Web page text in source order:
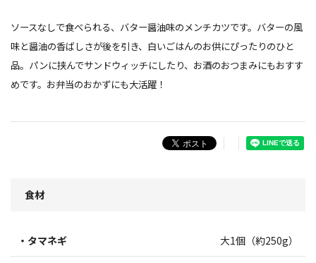
ソースなしで食べられる、バター醤油味のメンチカツです。バターの風
味と醤油の香ばしさが後を引き、白いごはんのお供にぴったりのひと
品。パンに挟んでサンドウィッチにしたり、お酒のおつまみにもおすす
めです。お弁当のおかずにも大活躍！
食材
・タマネギ 大1個（約250g）